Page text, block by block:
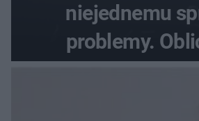
niejednemu
problemy.
poprawnie, ile